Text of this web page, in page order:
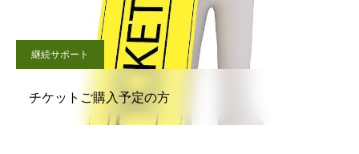
継続サポート
チケットご購入予定の方